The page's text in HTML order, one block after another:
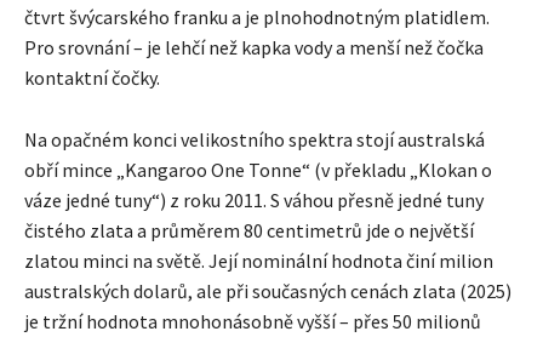
čtvrt švýcarského franku a je plnohodnotným platidlem.
Pro srovnání – je lehčí než kapka vody a menší než čočka
kontaktní čočky.
Na opačném konci velikostního spektra stojí australská
obří mince „Kangaroo One Tonne“ (v překladu „Klokan o
váze jedné tuny“) z roku 2011. S váhou přesně jedné tuny
čistého zlata a průměrem 80 centimetrů jde o největší
zlatou minci na světě. Její nominální hodnota činí milion
australských dolarů, ale při současných cenách zlata (2025)
je tržní hodnota mnohonásobně vyšší – přes 50 milionů